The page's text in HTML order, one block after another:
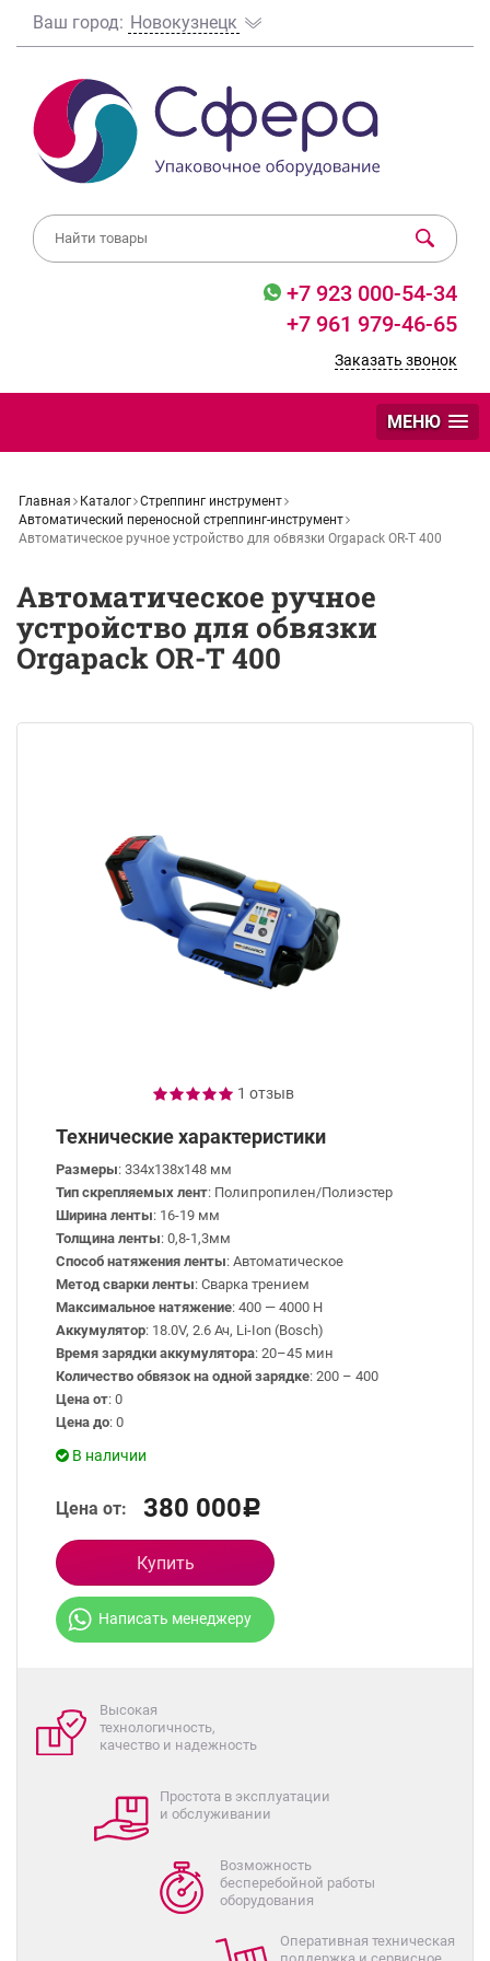
Ваш город: Новокузнецк
+7 923 000-54-34
+7 961 979-46-65
Заказать звонок
МЕНЮ
Главная Каталог Стреппинг инструмент
Автоматический переносной стреппинг-инструмент
Автоматическое ручное устройство для обвязки Orgapack OR-T 400
Автоматическое ручное
устройство для обвязки
Orgapack OR-T 400
1 отзыв
Технические характеристики
Размеры: 334х138х148 мм
Тип скрепляемых лент: Полипропилен/Полиэстер
Ширина ленты: 16-19 мм
Толщина ленты: 0,8-1,3мм
Способ натяжения ленты: Автоматическое
Метод сварки ленты: Сварка трением
Максимальное натяжение: 400 — 4000 Н
Аккумулятор: 18.0V, 2.6 Ач, Li-Ion (Bosch)
Время зарядки аккумулятора: 20–45 мин
Количество обвязок на одной зарядке: 200 – 400
Цена от: 0
Цена до: 0
В наличии
Цена от: 380 000Р
Купить
Написать менеджеру
Высокая
технологичность,
качество и надежность
Простота в эксплуатации
и обслуживании
Возможность
бесперебойной работы
оборудования
Оперативная техническая